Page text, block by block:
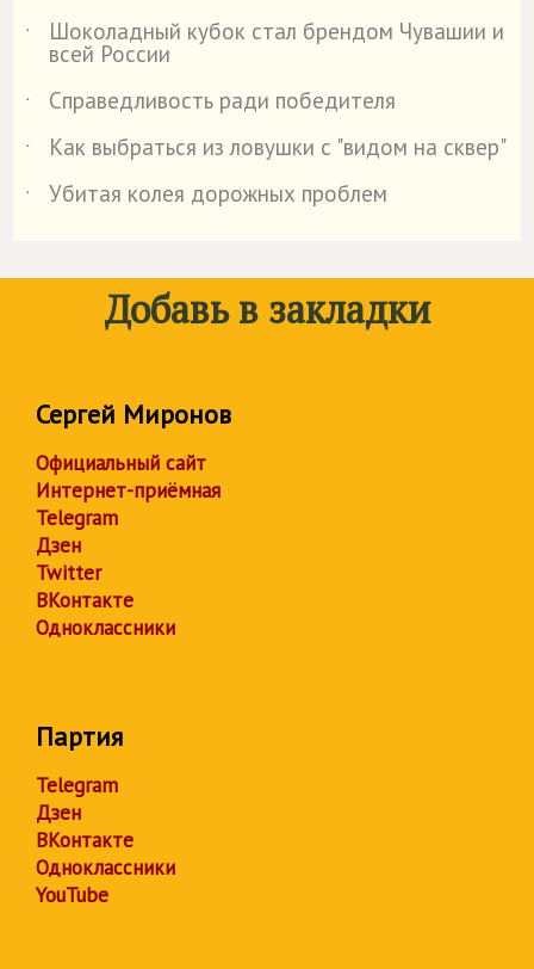
˙
Шоколадный кубок стал брендом Чувашии и
всей России
˙
Справедливость ради победителя
˙
Как выбраться из ловушки с "видом на сквер"
˙
Убитая колея дорожных проблем
Добавь в закладки
Сергей Миронов
Официальный сайт
Интернет-приёмная
Telegram
Дзен
Twitter
ВКонтакте
Одноклассники
Партия
Telegram
Дзен
ВКонтакте
Одноклассники
YouTube